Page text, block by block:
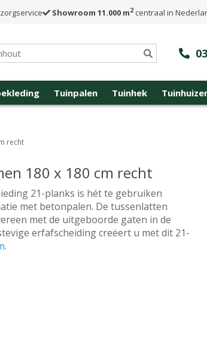
Showroom 11.000 m2centraal in
Tuinpalen Tuinhek
recht
180 x 180 cm recht
21-planks is hét te gebruiken
met betonpalen. De tussenlatten
met de uitgeboorde gaten in de
erfafscheiding creëert u met dit 21-
.